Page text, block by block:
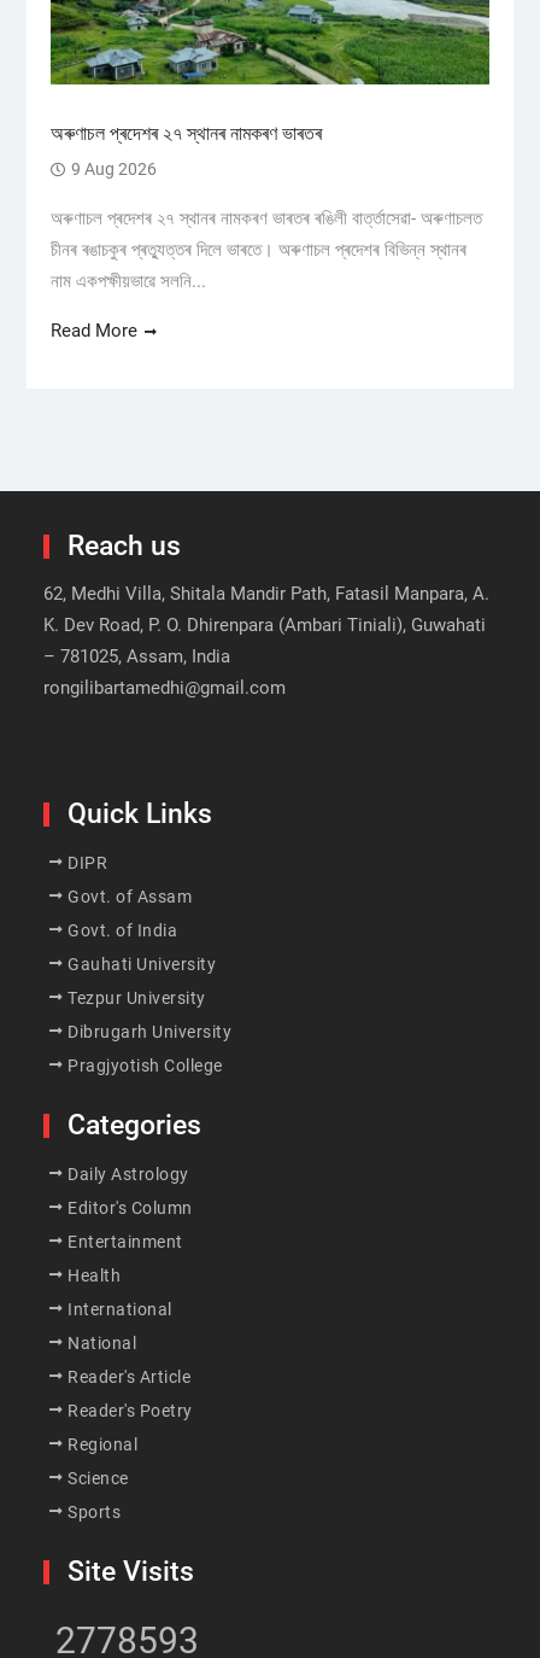
অৰুণাচল প্ৰদেশৰ ২৭ স্থানৰ নামকৰণ ভাৰতৰ
9 Aug 2026
অৰুণাচল প্ৰদেশৰ ২৭ স্থানৰ নামকৰণ ভাৰতৰ ৰঙিলী বাৰ্ত্তাসেৱা- অৰুণাচলত
চীনৰ ৰঙাচকুৰ প্ৰত্যুত্তৰ দিলে ভাৰতে। অৰুণাচল প্ৰদেশৰ বিভিন্ন স্থানৰ
নাম একপক্ষীয়ভাৱে সলনি...
Read More
Reach us
62, Medhi Villa, Shitala Mandir Path, Fatasil Manpara, A.
K. Dev Road, P. O. Dhirenpara (Ambari Tiniali), Guwahati
– 781025, Assam, India
rongilibartamedhi@gmail.com
Quick Links
DIPR
Govt. of Assam
Govt. of India
Gauhati University
Tezpur University
Dibrugarh University
Pragjyotish College
Categories
Daily Astrology
Editor's Column
Entertainment
Health
International
National
Reader's Article
Reader's Poetry
Regional
Science
Sports
Site Visits
2778593